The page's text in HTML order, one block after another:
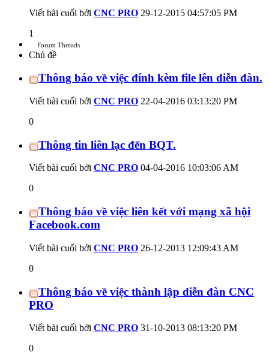
Viết bài cuối bởi CNC PRO 29-12-2015 04:57:05 PM
1
Forum Threads
Chủ đề
Thông báo về việc đính kèm file lên diễn đàn.
Viết bài cuối bởi CNC PRO 22-04-2016 03:13:20 PM
0
Thông tin liên lạc đến BQT.
Viết bài cuối bởi CNC PRO 04-04-2016 10:03:06 AM
0
Thông báo về việc liên kết với mạng xã hội
Facebook.com
Viết bài cuối bởi CNC PRO 26-12-2013 12:09:43 AM
0
Thông báo về việc thành lập diễn đàn CNC
PRO
Viết bài cuối bởi CNC PRO 31-10-2013 08:13:20 PM
0